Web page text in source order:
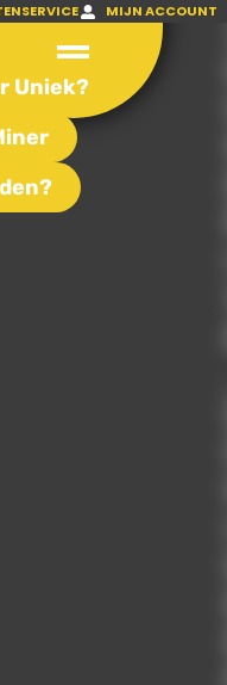
MIJN ACCOUNT
Uniek?